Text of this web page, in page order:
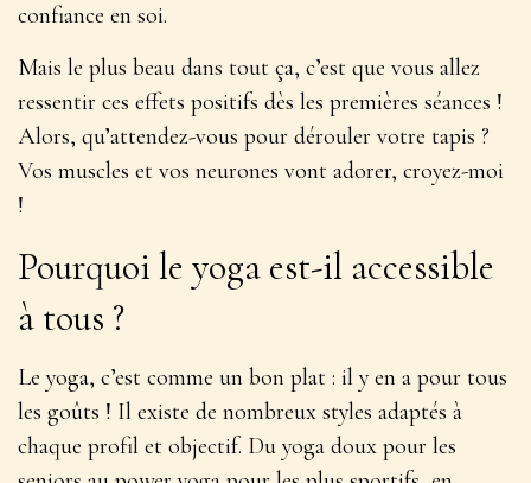
confiance en soi.
Mais le plus beau dans tout ça, c’est que vous allez
ressentir ces effets positifs dès les premières séances !
Alors, qu’attendez-vous pour dérouler votre tapis ?
Vos muscles et vos neurones vont adorer, croyez-moi
!
Pourquoi le yoga est-il accessible
à tous ?
Le yoga, c’est comme un bon plat : il y en a pour tous
les goûts ! Il existe de nombreux styles adaptés à
chaque profil et objectif. Du yoga doux pour les